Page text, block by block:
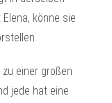
könne sie
einer großen
jede hat eine